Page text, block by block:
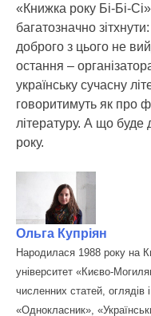
«Книжка року Бі-Бі-
багатозначно
доброго з цього не
остання –
українську сучасну
говоритимуть як про
літературу. А що буде
року.
Ольга Купріян
Народилася 1988 року на
університет «Києво-
численних статей, оглядів
«Однокласник»,